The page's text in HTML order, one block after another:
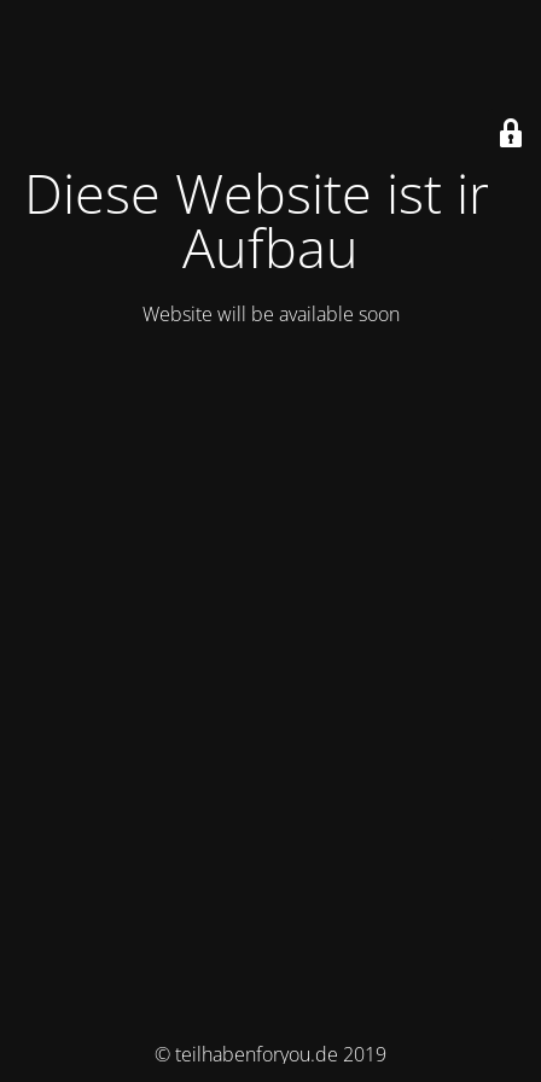
Diese Website ist im
Aufbau
Website will be available soon
© teilhabenforyou.de 2019